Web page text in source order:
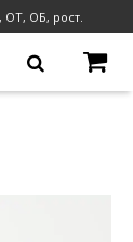
ОТ, ОБ, рост.